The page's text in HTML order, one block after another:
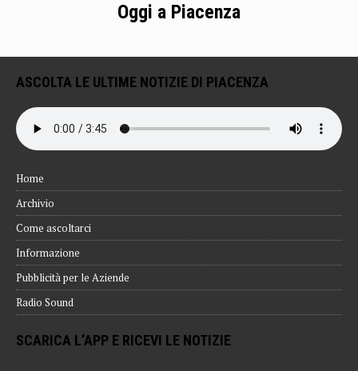
Oggi a Piacenza
ASCOLTA LE ULTIME NOTIZIE DI PIACENZA
Home
Archivio
Come ascoltarci
Informazione
Pubblicità per le Aziende
Radio Sound
SCARICA L’APP E RICEVI LE NOTIZIE